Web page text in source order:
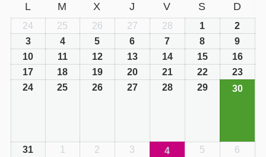
L M X J V S D
24 25 26 27 28 1
2
3
4 5 6 7 8
9
10
11 12 13 14 15
16
17
18 19 20 21 22
23
24
25 26 27 28 29
30
event)
31 1 2 3
4
5 6